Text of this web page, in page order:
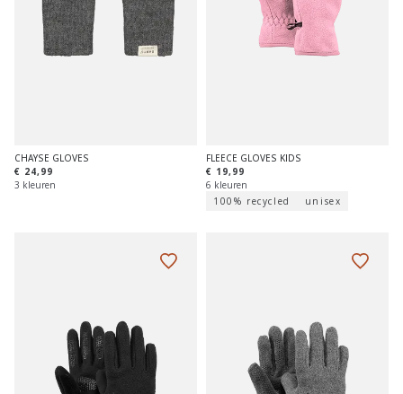
CHAYSE GLOVES
€ 24,99
3 kleuren
FLEECE GLOVES KIDS
€ 19,99
6 kleuren
100% recycled
unisex